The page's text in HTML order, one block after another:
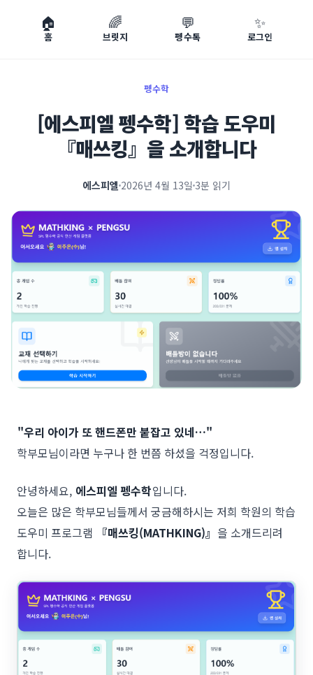
🏠
홈
🌈
브릿지
💬
펭수톡
✨
로그인
펭수학
[에스피엘 펭수학] 학습 도우미
『매쓰킹』을 소개합니다
에스피엘 2026년 4월 13일 3분 읽기
"우리 아이가 또 핸드폰만 붙잡고 있네…"
학부모님이라면 누구나 한 번쯤 하셨을 걱정입니다.
안녕하세요, 에스피엘 펭수학입니다.
오늘은 많은 학부모님들께서 궁금해하시는 저희 학원의 학습
도우미 프로그램
『매쓰킹(MATHKING)』 을 소개드리려
합니다.